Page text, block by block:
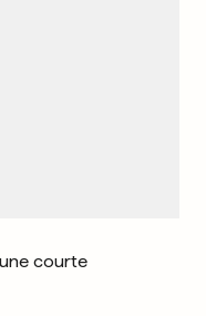
courte